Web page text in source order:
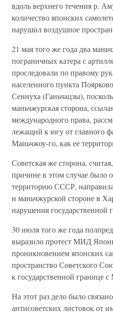
вдоль верхнего течения р.
количество японских
нарушил воздушное
21 мая того же года два
пограничных катера с
проследовали по правому
населенного пункта
Сеннуха (Ганьчацзы),
маньчжурская сторона,
международного права,
лежащий к югу от главного
Маньчжоу-го, как ее
Советская же сторона,
причине в этом случае было
территорию СССР,
и маньчжурской стороне в
нарушения
30 июля того же года
выразило протест МИД
проникновением японских
пространство Советского
к государственной границе
На этот раз дело было
антисоветских листовок от